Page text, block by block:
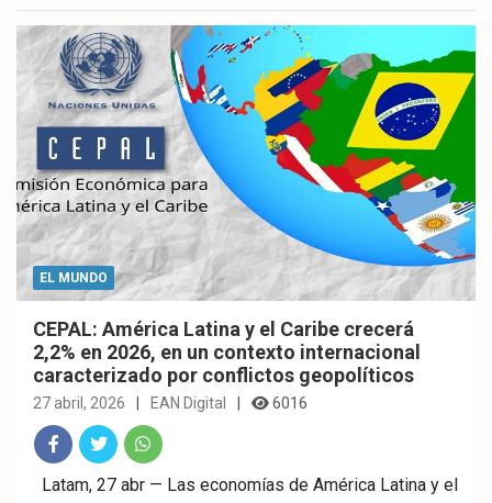
ok
p
EL MUNDO
CEPAL: América Latina y el Caribe crecerá
2,2% en 2026, en un contexto internacional
caracterizado por conflictos geopolíticos
27 abril, 2026 EAN Digital 6016
Fac
Twitt What
Latam, 27 abr — Las economías de América Latina y el